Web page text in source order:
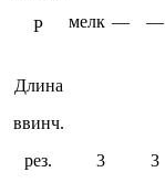
P
мелк — —
Длина
ввинч.
рез.
3 3